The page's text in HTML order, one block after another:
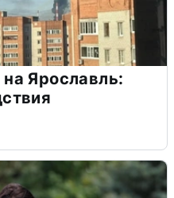
Ярославль: